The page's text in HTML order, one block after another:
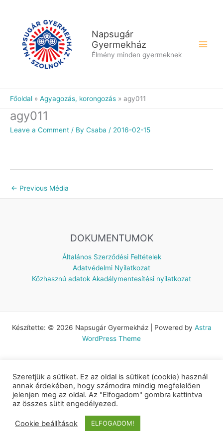
Napsugár
Gyermekház
Élmény minden gyermeknek
Főoldal Agyagozás, korongozás agy011
agy011
Leave a Comment / By Csaba / 2016-02-15
← Previous Média
DOKUMENTUMOK
Általános Szerződési Feltételek
Adatvédelmi Nyilatkozat
Közhasznú adatok Akadálymentesítési nyilatkozat
Készítette: © 2026 Napsugár Gyermekház | Powered by Astra
WordPress Theme
Szeretjük a sütiket. Ez az oldal is sütiket (cookie) használ
annak érdekében, hogy számodra mindig megfelelően
jelenjen meg az oldal. Az "Elfogadom" gombra kattintva
az összes sütit engedélyezed.
Cookie beállítások ELFOGADOM!